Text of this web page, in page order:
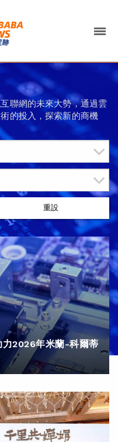
聯網的未來大勢，通過雲
的投入，探索新的商機
重設
力2026年米蘭-科爾蒂